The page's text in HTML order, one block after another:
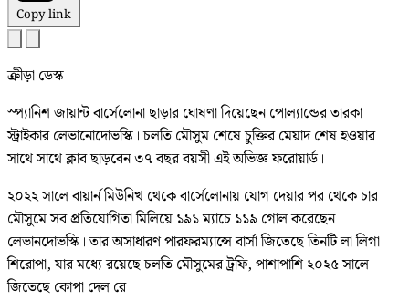
Copy link
ক্রীড়া ডেস্ক
স্প্যানিশ জায়ান্ট বার্সেলোনা ছাড়ার ঘোষণা দিয়েছেন পোল্যান্ডের তারকা
স্ট্রাইকার লেভানোদোভস্কি। চলতি মৌসুম শেষে চুক্তির মেয়াদ শেষ হওয়ার
সাথে সাথে ক্লাব ছাড়বেন ৩৭ বছর বয়সী এই অভিজ্ঞ ফরোয়ার্ড।
২০২২ সালে বায়ার্ন মিউনিখ থেকে বার্সেলোনায় যোগ দেয়ার পর থেকে চার
মৌসুমে সব প্রতিযোগিতা মিলিয়ে ১৯১ ম্যাচে ১১৯ গোল করেছেন
লেভানদোভস্কি। তার অসাধারণ পারফরম্যান্সে বার্সা জিতেছে তিনটি লা লিগা
শিরোপা, যার মধ্যে রয়েছে চলতি মৌসুমের ট্রফি, পাশাপাশি ২০২৫ সালে
জিতেছে কোপা দেল রে।